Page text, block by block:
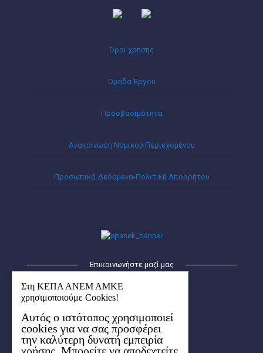
Όροι χρήσης
Ομάδα Έργου
Προσβασιμότητα
Ανακοίνωση Νομικού Περιεχομένου
Προσωπικά Δεδομένα-Πολιτική Απορρήτου
Επικοινωνήστε μαζί μας
ΚΕΠΑ – ΑΝΕΜ ΑΜΚΕ
Οικισμός Λήδα-Μαρία
6ο χλμ. Χαριλάου-Θέρμης
57001 Θέρμη, Θεσσαλονίκης
Aρ. ΓΕΜΗ: 154627704000
Στη ΚΕΠΑ ΑΝΕΜ ΑΜΚΕ
χρησιμοποιούμε Cookies!
Αυτός ο ιστότοπος χρησιμοποιεί
cookies για να σας προσφέρει
την καλύτερη δυνατή εμπειρία